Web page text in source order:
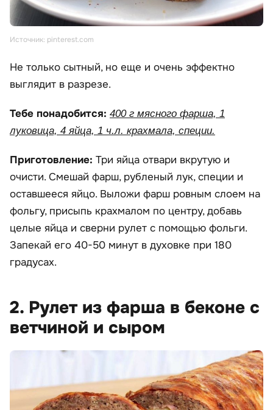
Источник: pinterest.com
Не только сытный, но еще и очень эффектно
выглядит в разрезе.
Тебе понадобится: 400 г мясного фарша, 1
луковица, 4 яйца, 1 ч.л. крахмала, специи.
Приготовление: Три яйца отвари вкрутую и
очисти. Смешай фарш, рубленый лук, специи и
оставшееся яйцо. Выложи фарш ровным слоем на
фольгу, присыпь крахмалом по центру, добавь
целые яйца и сверни рулет с помощью фольги.
Запекай его 40-50 минут в духовке при 180
градусах.
2. Рулет из фарша в беконе с
ветчиной и сыром